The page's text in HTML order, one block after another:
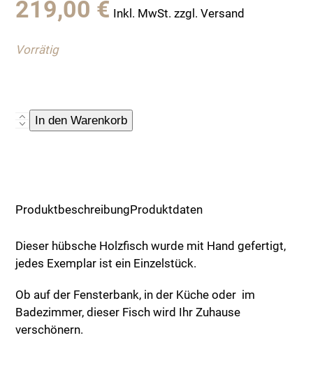
219,00 € Inkl. MwSt. zzgl. Versand
Vorrätig
Dekorativer
In den Warenkorb
ProduktbeschreibungProduktdaten
Dieser hübsche Holzfisch wurde mit Hand gefertigt,
jedes Exemplar ist ein Einzelstück.
Ob auf der Fensterbank, in der Küche oder im
Badezimmer, dieser Fisch wird Ihr Zuhause
verschönern.